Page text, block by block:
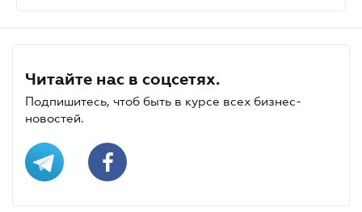
Читайте нас в соцсетях.
Подпишитесь, чтоб быть в курсе всех бизнес-
новостей.